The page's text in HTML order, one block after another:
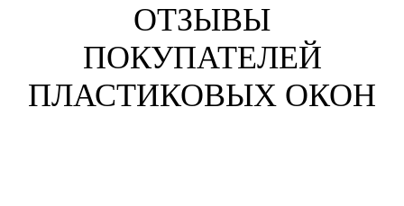
ОТЗЫВЫ
ПОКУПАТЕЛЕЙ
ПЛАСТИКОВЫХ ОКОН